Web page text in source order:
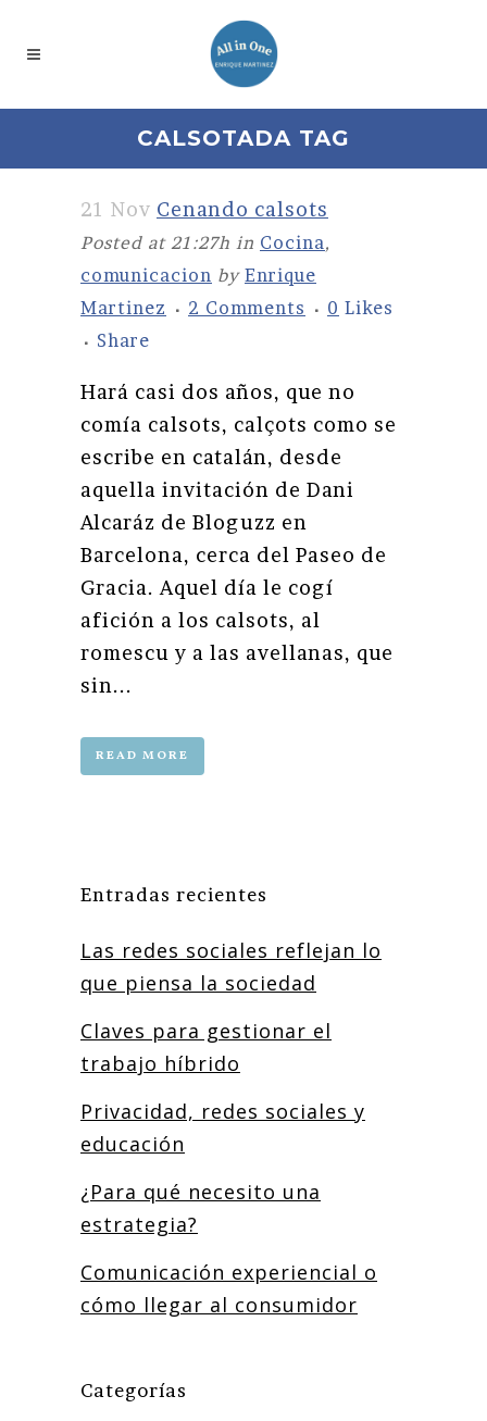
CALSOTADA TAG
21 Nov Cenando calsots
Posted at 21:27h in Cocina,
comunicacion by Enrique
Martinez
2 Comments 0 Likes
Share
Hará casi dos años, que no
comía calsots, calçots como se
escribe en catalán, desde
aquella invitación de Dani
Alcaráz de Bloguzz en
Barcelona, cerca del Paseo de
Gracia. Aquel día le cogí
afición a los calsots, al
romescu y a las avellanas, que
sin...
READ MORE
Entradas recientes
Las redes sociales reflejan lo
que piensa la sociedad
Claves para gestionar el
trabajo híbrido
Privacidad, redes sociales y
educación
¿Para qué necesito una
estrategia?
Comunicación experiencial o
cómo llegar al consumidor
Categorías